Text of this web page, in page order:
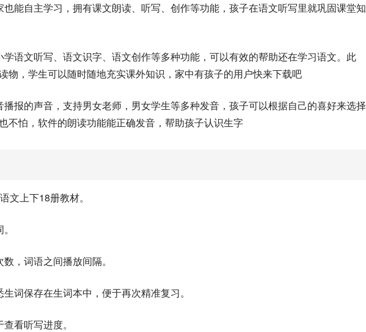
能自主学习，拥有课文朗读、听写、创作等功能，孩子在语文听写里就巩固课堂知
语文听写、语文识字、语文创作等多种功能，可以有效的帮助还在学习语文。此
物，学生可以随时随地充实课外知识，家中有孩子的用户快来下载吧
报的声音，支持男女老师，男女学生等多种发音，孩子可以根据自己的喜好来选择
不怕，软件的朗读功能能正确发音，帮助孩子认识生字
文上下18册教材。
，词语之间播放间隔。
词保存在生词本中，便于再次精准复习。
看听写进度。